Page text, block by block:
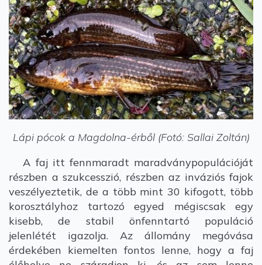
Lápi pócok a Magdolna-érből (Fotó: Sallai Zoltán)
A faj itt fennmaradt maradványpopulációját
részben a szukcesszió, részben az inváziós fajok
veszélyeztetik, de a több mint 30 kifogott, több
korosztályhoz tartozó egyed mégiscsak egy
kisebb, de stabil önfenntartó populáció
jelenlétét igazolja. Az állomány megóvása
érdekében kiemelten fontos lenne, hogy a faj